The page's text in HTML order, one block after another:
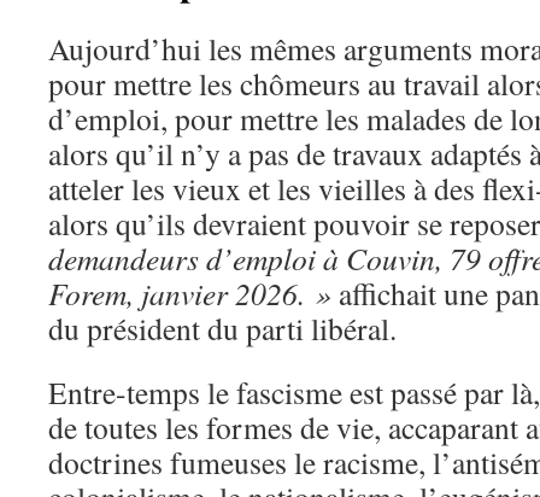
Aujourd’hui les mêmes arguments
pour mettre les chômeurs au travail
d’emploi, pour mettre les malades de
alors qu’il n’y a pas de travaux
atteler les vieux et les vieilles à des
alors qu’ils devraient pouvoir se
demandeurs d’emploi à Couvin, 79
Forem, janvier 2026. » affichait une
du président du parti libéral.
Entre-temps le fascisme est passé par
de toutes les formes de vie, accaparant
doctrines fumeuses le racisme,